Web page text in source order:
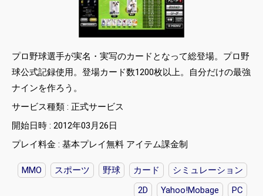
プロ野球選手が実名・実写のカードとなって総登場。プロ野
球公式記録使用。登場カード数1200枚以上。自分だけの最強
ナインを作ろう。
サービス種類 : 正式サービス
開始日時 : 2012年03月26日
プレイ料金 : 基本プレイ無料 アイテム課金制
MMO スポーツ 野球 カード
シミュレーション
2D
Yahoo!Mobage PC